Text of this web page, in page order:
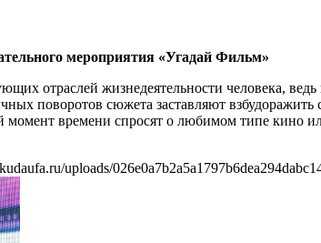
мероприятия «Угадай Фильм»
отраслей жизнедеятельности человека,
поворотов сюжета заставляют
времени спросят о любимом типе кино
uploads/